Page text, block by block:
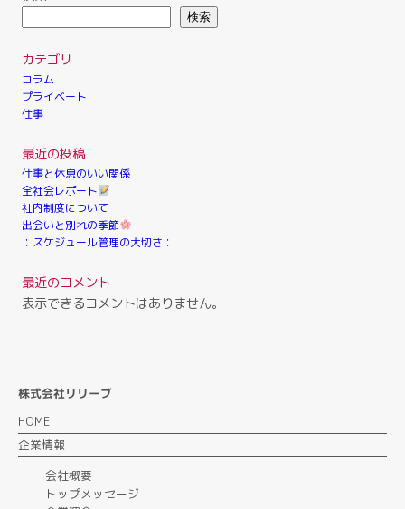
検索
カテゴリ
コラム
プライベート
仕事
最近の投稿
仕事と休息のいい関係
全社会レポート
社内制度について
出会いと別れの季節
︰スケジュール管理の大切さ︰
最近のコメント
表示できるコメントはありません。
株式会社リリーブ
HOME
企業情報
会社概要
トップメッセージ